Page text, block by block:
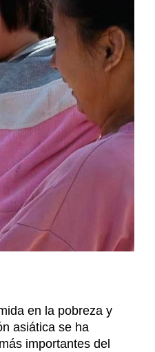
en la pobreza y
asiática se ha
importantes del